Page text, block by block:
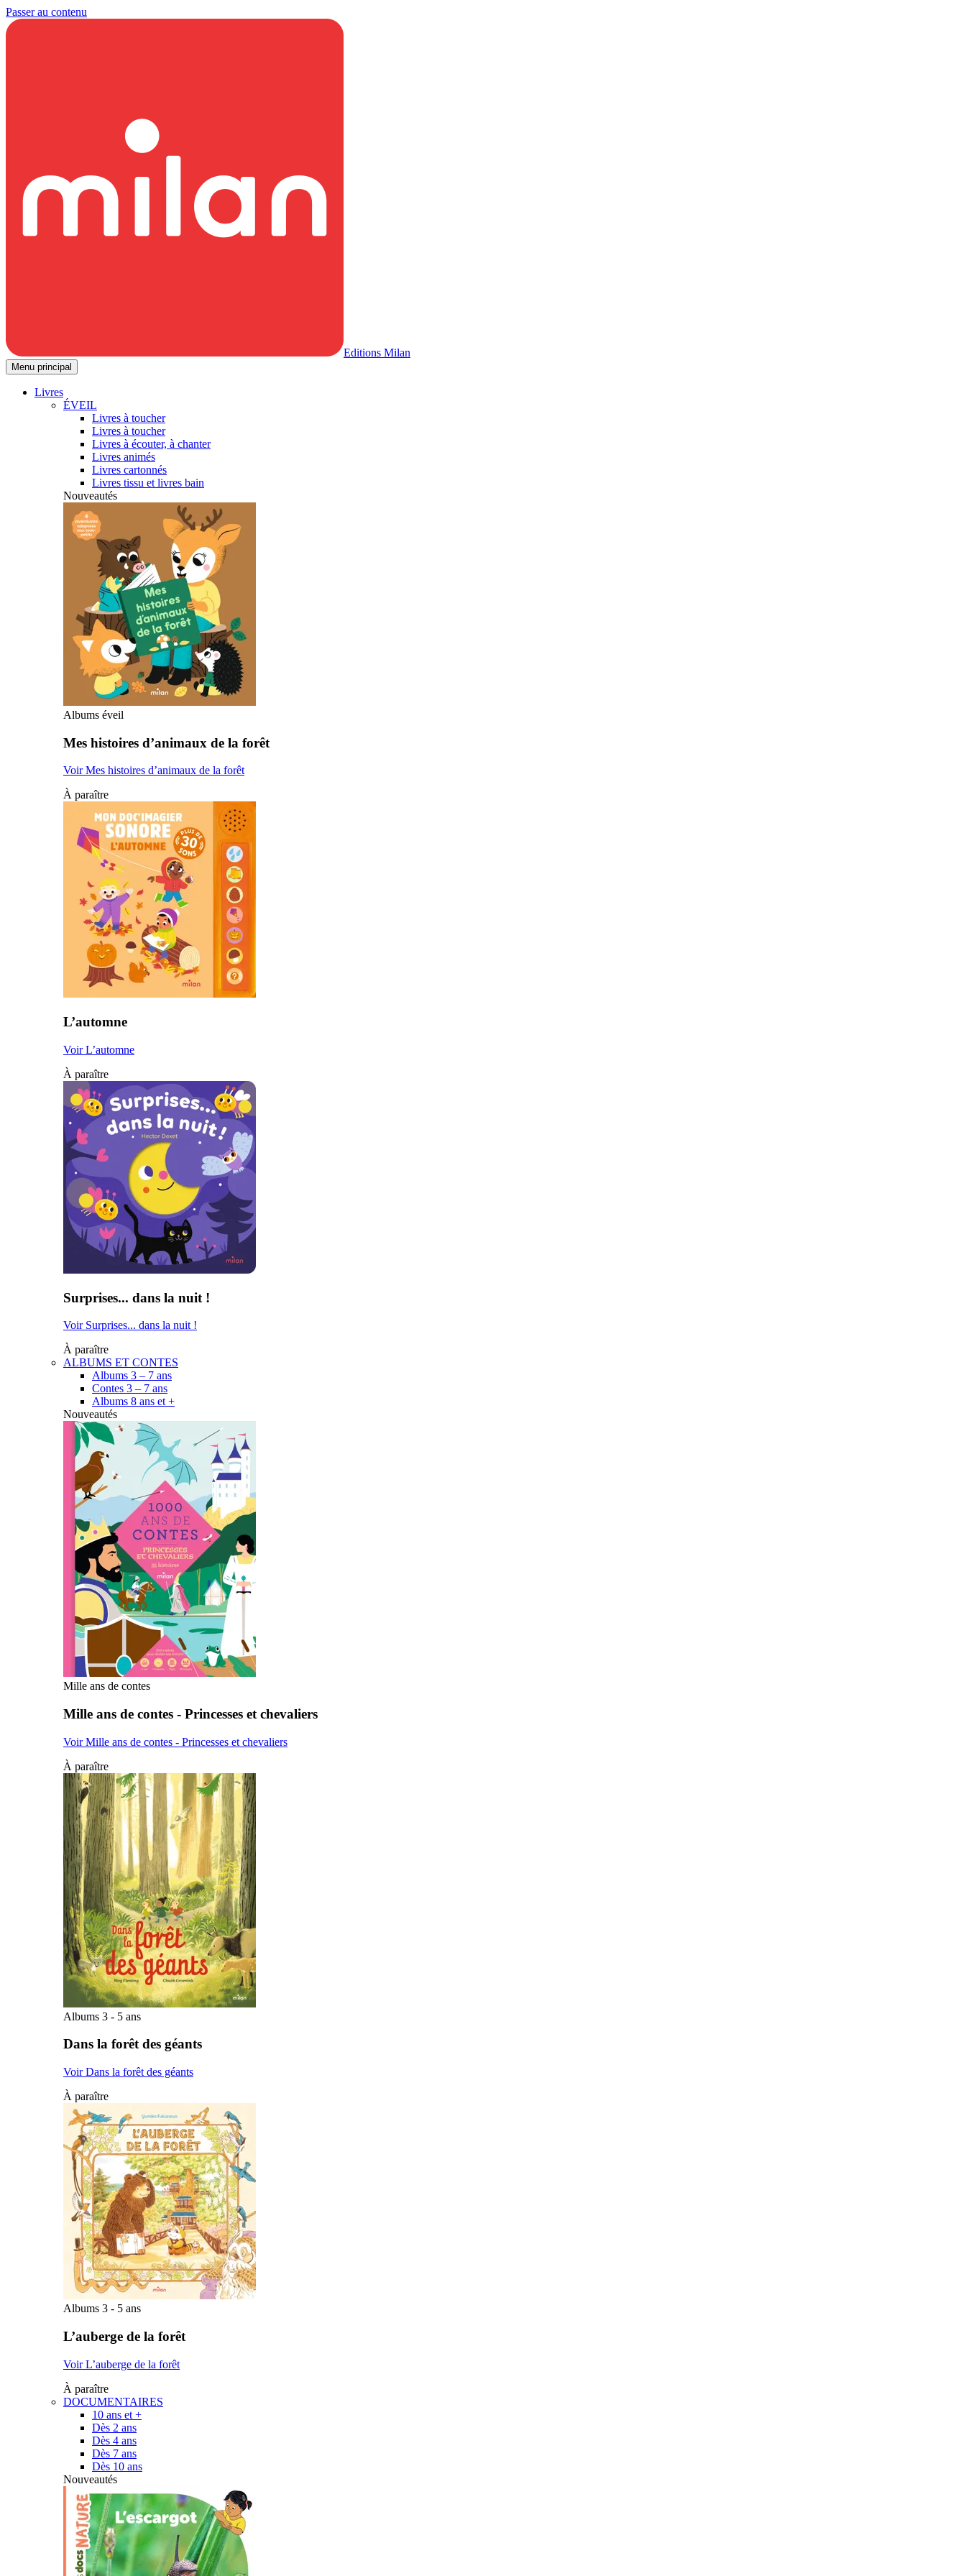
Passer au contenu
Editions Milan
Menu principal
Livres
ÉVEIL
Livres à toucher
Livres à toucher
Livres à écouter, à chanter
Livres animés
Livres cartonnés
Livres tissu et livres bain
Nouveautés
Albums éveil
Mes histoires d’animaux de la forêt
Voir Mes histoires d’animaux de la forêt
À paraître
L’automne
Voir L’automne
À paraître
Surprises... dans la nuit !
Voir Surprises... dans la nuit !
À paraître
ALBUMS ET CONTES
Albums 3 – 7 ans
Contes 3 – 7 ans
Albums 8 ans et +
Nouveautés
Mille ans de contes
Mille ans de contes - Princesses et chevaliers
Voir Mille ans de contes - Princesses et chevaliers
À paraître
Albums 3 - 5 ans
Dans la forêt des géants
Voir Dans la forêt des géants
À paraître
Albums 3 - 5 ans
L’auberge de la forêt
Voir L’auberge de la forêt
À paraître
DOCUMENTAIRES
10 ans et +
Dès 2 ans
Dès 4 ans
Dès 7 ans
Dès 10 ans
Nouveautés